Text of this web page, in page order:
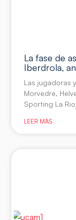
La fase de
Iberdrola,
Las jugadoras
Morvedre,
Sporting La
LEER MÁS